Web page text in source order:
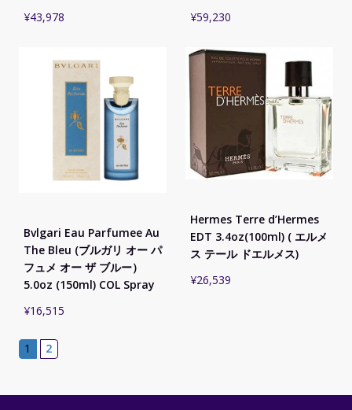
¥43,978
¥59,230
Bvlgari Eau Parfumee Au
The Bleu (ブルガリ オー パ
フュメ オー ザ ブルー）
5.0oz (150ml) COL Spray
¥16,515
Hermes Terre d’Hermes
EDT 3.4oz(100ml) ( エルメ
ス テール ドエルメス)
¥26,539
1 2